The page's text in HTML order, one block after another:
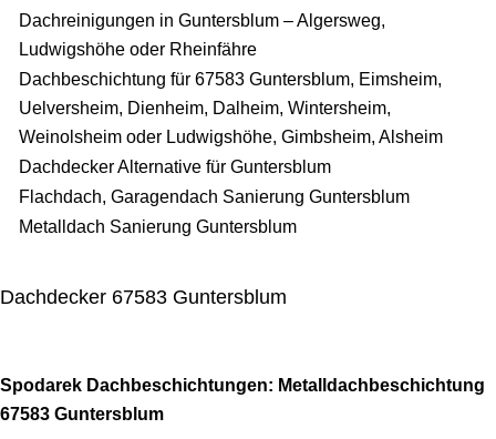
Dachreinigungen in Guntersblum – Algersweg,
Ludwigshöhe oder Rheinfähre
Dachbeschichtung für 67583 Guntersblum, Eimsheim,
Uelversheim, Dienheim, Dalheim, Wintersheim,
Weinolsheim oder Ludwigshöhe, Gimbsheim, Alsheim
Dachdecker Alternative für Guntersblum
Flachdach, Garagendach Sanierung Guntersblum
Metalldach Sanierung Guntersblum
Dachdecker 67583 Guntersblum
Spodarek Dachbeschichtungen: Metalldachbeschichtung
67583 Guntersblum